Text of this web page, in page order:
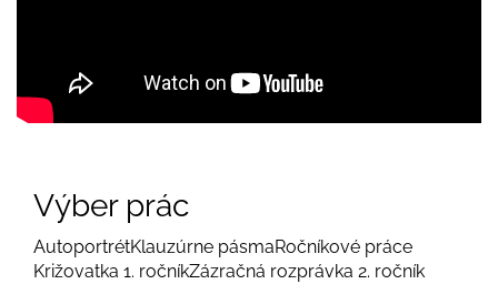
Výber prác
AutoportrétKlauzúrne pásmaRočníkové práce
Križovatka 1. ročníkZázračná rozprávka 2. ročník